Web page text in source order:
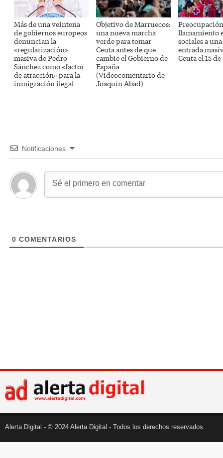
Más de una veintena
de gobiernos europeos
denuncian la
«regularización»
masiva de Pedro
Sánchez como «factor
de atracción» para la
inmigración ilegal
Objetivo de Marruecos:
una nueva marcha
verde para tomar
Ceuta antes de que
cambie el Gobierno de
España
(Videocomentario de
Joaquín Abad)
llamamiento
sociales a
entrada
Ceuta el 15
Notificaciones
0 COMENTARIOS
Alerta Digital - © 2024 Alerta Digital - Todos los derechos reservados.